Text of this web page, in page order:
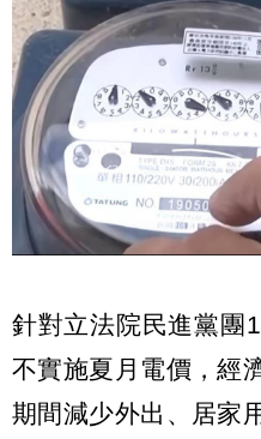
針對立法院民進黨團
不實施夏月電價，經
期間減少外出、居家